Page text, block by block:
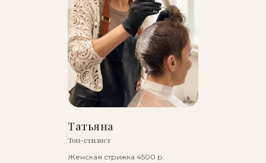
Татьяна
Топ-стилист
Женская стрижка 4500 р.